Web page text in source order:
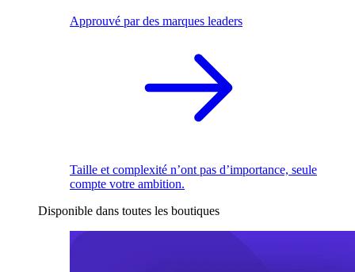
Approuvé par des marques leaders
Taille et complexité n’ont pas d’importance, seule
compte votre ambition.
Disponible dans toutes les boutiques